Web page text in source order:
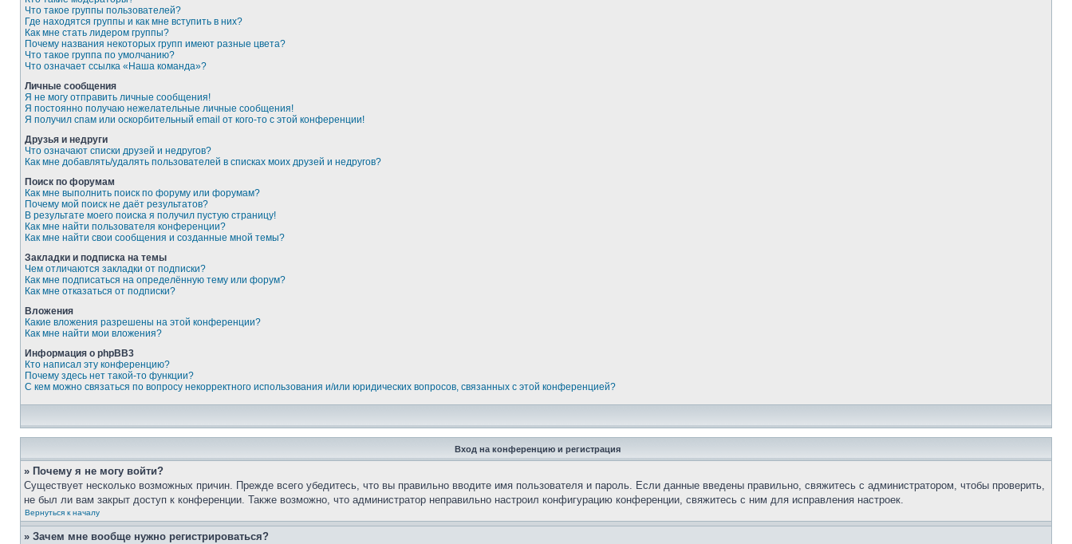
Что такое группы пользователей?
Где находятся группы и как мне вступить в них?
Как мне стать лидером группы?
Почему названия некоторых групп имеют разные цвета?
Что такое группа по умолчанию?
Что означает ссылка «Наша команда»?
Личные сообщения
Я не могу отправить личные сообщения!
Я постоянно получаю нежелательные личные сообщения!
Я получил спам или оскорбительный email от кого-то с этой конференции!
Друзья и недруги
Что означают списки друзей и недругов?
Как мне добавлять/удалять пользователей в списках моих друзей и недругов?
Поиск по форумам
Как мне выполнить поиск по форуму или форумам?
Почему мой поиск не даёт результатов?
В результате моего поиска я получил пустую страницу!
Как мне найти пользователя конференции?
Как мне найти свои сообщения и созданные мной темы?
Закладки и подписка на темы
Чем отличаются закладки от подписки?
Как мне подписаться на определённую тему или форум?
Как мне отказаться от подписки?
Вложения
Какие вложения разрешены на этой конференции?
Как мне найти мои вложения?
Информация о phpBB3
Кто написал эту конференцию?
Почему здесь нет такой-то функции?
С кем можно связаться по вопросу некорректного использования и/или юридических вопросов, связанных с этой конференцией?
Вход на конференцию и регистрация
» Почему я не могу войти?
Существует несколько возможных причин. Прежде всего убедитесь, что вы правильно вводите имя пользователя и пароль. Если данные введены правильно, свяжитесь с администратором, чтобы проверить,
не был ли вам закрыт доступ к конференции. Также возможно, что администратор неправильно настроил конфигурацию конференции, свяжитесь с ним для исправления настроек.
Вернуться к началу
» Зачем мне вообще нужно регистрироваться?